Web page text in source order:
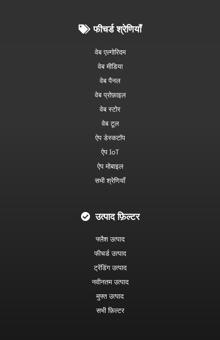
फीचर्ड श्रेणियाँ
वेब एल्गोरिदम
वेब मीडिया
वेब पैनल
वेब प्रोफ़ाइल
वेब स्टोर
वेब टूल
ऐप डेस्कटॉप
ऐप IoT
ऐप मोबाइल
सभी श्रेणियाँ
उत्पाद फ़िल्टर
फ्लैश उत्पाद
फीचर्ड उत्पाद
ट्रेंडिंग उत्पाद
नवीनतम उत्पाद
मुफ्त उत्पाद
सभी फ़िल्टर